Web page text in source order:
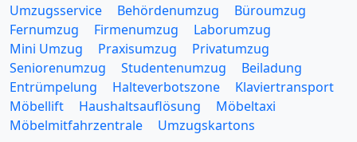
Umzugsservice Behördenumzug
Büroumzug
Fernumzug
Firmenumzug
Laborumzug
Mini Umzug
Praxisumzug
Privatumzug
Seniorenumzug
Studentenumzug
Beiladung
Entrümpelung
Halteverbotszone
Klaviertransport
Möbellift
Haushaltsauflösung
Möbeltaxi
Möbelmitfahrzentrale
Umzugskartons